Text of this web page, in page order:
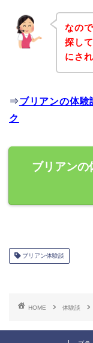
なの
探し
にさ
⇒ブリアンの体験
ク
ブリアンの
ブリアン体験談
HOME 体験談